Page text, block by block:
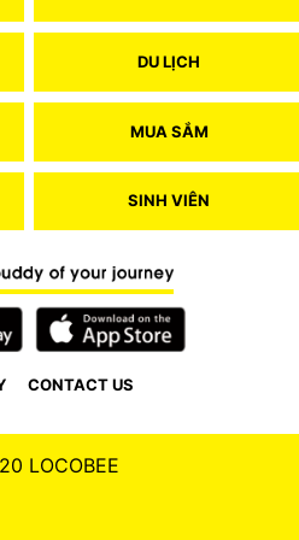
DU LỊCH
MUA SẮM
SINH VIÊN
CONTACT US
LOCOBEE